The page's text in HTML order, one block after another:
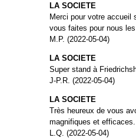
LA SOCIETE
Merci pour votre accueil
vous faites pour nous les
M.P. (2022-05-04)
LA SOCIETE
Super stand à
J-P.R. (2022-05-04)
LA SOCIETE
Très heureux de vous
magnifiques et
L.Q. (2022-05-04)